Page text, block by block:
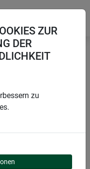
ZUR
DER
zu